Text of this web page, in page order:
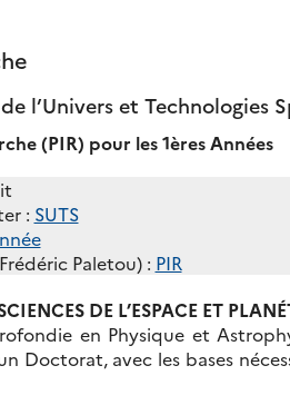
l’Univers et Technologies
(PIR) pour les 1ères Années
: SUTS
Paletou) : PIR
DE L’ESPACE ET
en Physique et
Doctorat, avec les bases